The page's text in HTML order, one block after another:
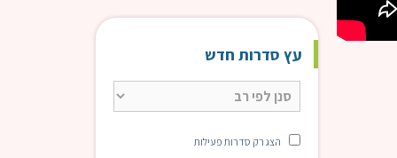
עץ סדרות חדש
הצג רק סדרות פעילות